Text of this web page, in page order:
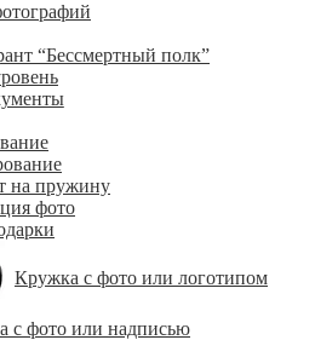
“Бессмертный полк”
на пружину
фото
Кружка с фото или логотипом
с фото или надписью